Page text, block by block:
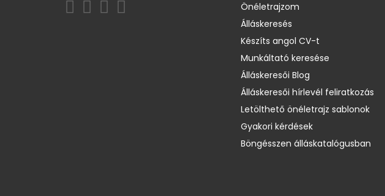
Önéletrajzom
Álláskeresés
Készíts angol CV-t
Munkáltató keresése
Álláskeresői Blog
Álláskeresői hírlevél feliratkozás
Letölthető önéletrajz sablonok
Gyakori kérdések
Böngésszen álláskatalógusban